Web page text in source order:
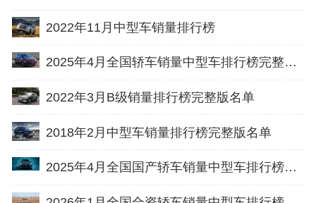
2022年11月中型车销量排行榜
2025年4月全国轿车销量中型车排行榜完整版(零售量
2022年3月B级销量排行榜完整版名单
2018年2月中型车销量排行榜完整版名单
2025年4月全国国产轿车销量中型车排行榜完整版(出口量